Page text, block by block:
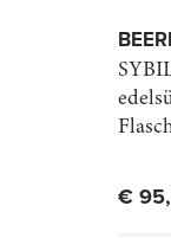
€